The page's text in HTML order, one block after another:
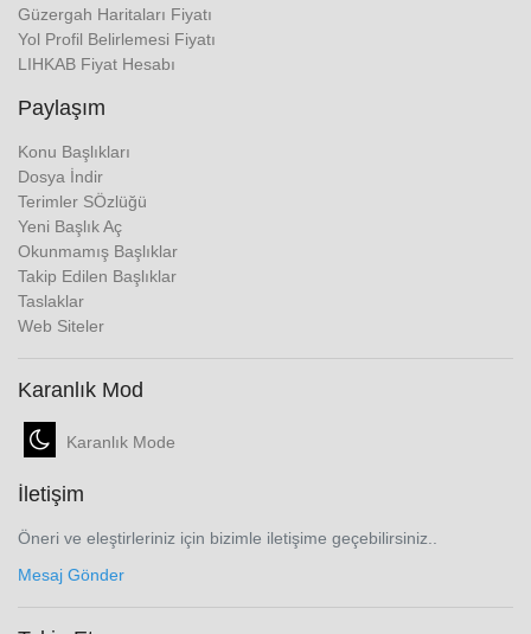
Güzergah Haritaları Fiyatı
Yol Profil Belirlemesi Fiyatı
LIHKAB Fiyat Hesabı
Paylaşım
Konu Başlıkları
Dosya İndir
Terimler SÖzlüğü
Yeni Başlık Aç
Okunmamış Başlıklar
Takip Edilen Başlıklar
Taslaklar
Web Siteler
Karanlık Mod
Karanlık Mode
İletişim
Öneri ve eleştirleriniz için bizimle iletişime geçebilirsiniz..
Mesaj Gönder